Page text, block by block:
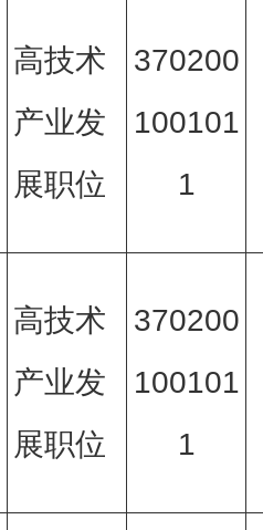
高技术
产业发
展职位
370200
100101
1
高技术
产业发
展职位
370200
100101
1